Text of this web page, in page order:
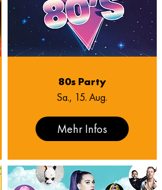
80s Party
Sa., 15. Aug.
Mehr Infos